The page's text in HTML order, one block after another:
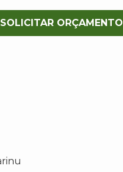
SOLICITAR ORÇAMENTO